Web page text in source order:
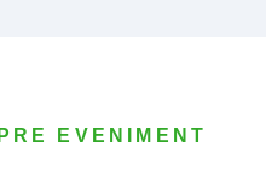
EVENIMENT